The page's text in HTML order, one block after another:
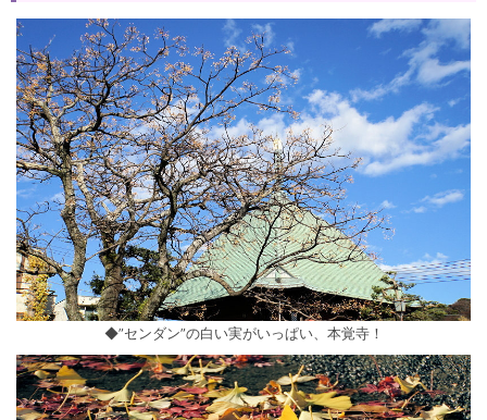
◆”センダン”の白い実がいっぱい、本覚寺！